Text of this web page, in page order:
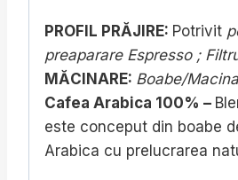
PROFIL PRĂJIRE: Potrivit
preaparare Espresso ;
MĂCINARE: Boabe/
Cafea Arabica 100% –
este conceput din boabe
Arabica cu prelucrarea